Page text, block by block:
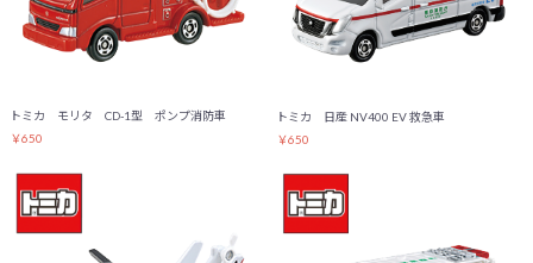
トミカ モリタ CD-1型 ポンプ消防車
￥650
トミカ 日産 NV400 EV 救急車
￥650